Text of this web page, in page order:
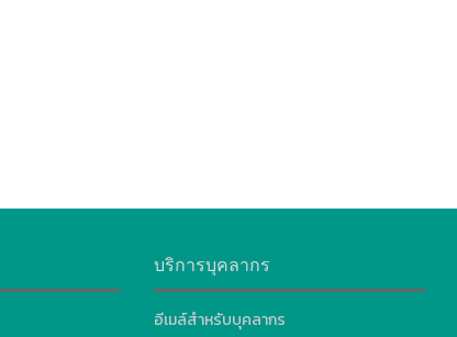
บริการบุคลากร
อีเมล์สำหรับบุคลากร